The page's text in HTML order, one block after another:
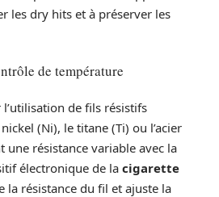
les dry hits et à préserver les
de température
l’utilisation de fils résistifs
(Ni), le titane (Ti) ou l’acier
une résistance variable avec la
électronique de la cigarette
la résistance du fil et ajuste la